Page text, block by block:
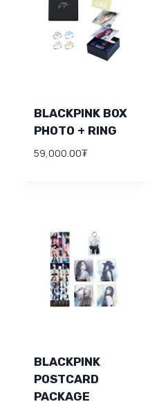
BLACKPINK BOX
PHOTO + RING
59,000.00₮
BLACKPINK
POSTCARD
PACKAGE